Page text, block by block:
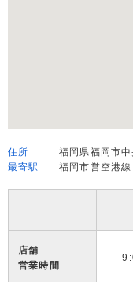
住所
福岡県福岡市
最寄駅
福岡市営空港線
店舗
営業時間